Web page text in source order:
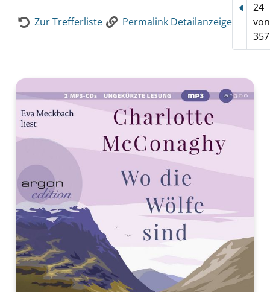
Zur Trefferliste Permalink Detailanzeige
24
von
357